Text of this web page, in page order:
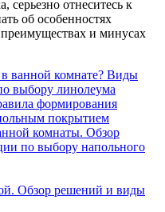
серьезно отнеситесь к
об особенностях
и минусах
ванной комнате? Виды
выбору линолеума
формирования
покрытием
комнаты. Обзор
по выбору напольного
Обзор решений и виды